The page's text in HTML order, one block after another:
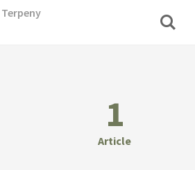
Terpeny
1
Article